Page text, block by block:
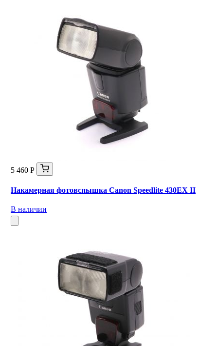
5 460 Р
Накамерная фотовспышка Canon Speedlite 430EX II
В наличии